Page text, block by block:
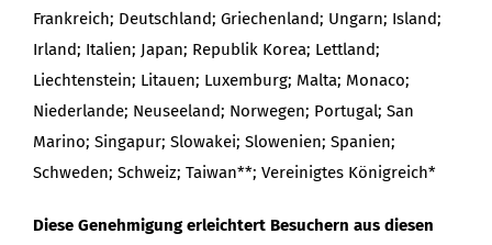
Frankreich; Deutschland; Griechenland; Ungarn; Island;
Irland; Italien; Japan; Republik Korea; Lettland;
Liechtenstein; Litauen; Luxemburg; Malta; Monaco;
Niederlande; Neuseeland; Norwegen; Portugal; San
Marino; Singapur; Slowakei; Slowenien; Spanien;
Schweden; Schweiz; Taiwan**; Vereinigtes Königreich*
Diese Genehmigung erleichtert Besuchern aus diesen